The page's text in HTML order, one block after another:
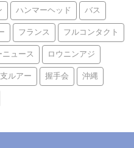
ハンマーヘッド バス
フランス フルコンタクト
ニュース ロウニンアジ
ルアー 握手会 沖縄